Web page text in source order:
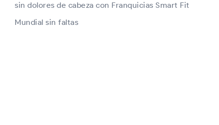
sin dolores de cabeza con Franquicias Smart Fit
Mundial sin faltas